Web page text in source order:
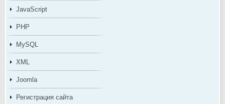
JavaScript
PHP
MySQL
XML
Joomla
Регистрация сайта